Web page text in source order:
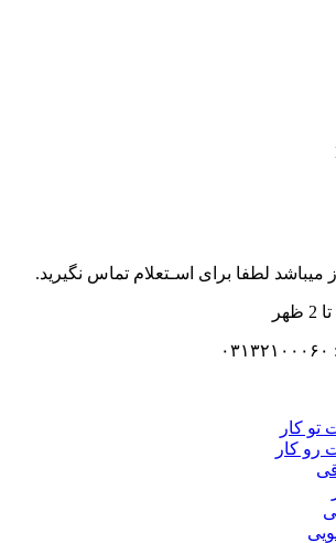
لطفا برای اسـتعلام تماس نگیرید.
تو کار
رو کار